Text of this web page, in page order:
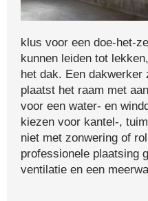
klus voor een doe-het-
kunnen leiden tot
het dak. Een dakwerker
plaatst het raam met
voor een water- en
kiezen voor kantel-,
niet met zonwering of
professionele plaatsing
ventilatie en een